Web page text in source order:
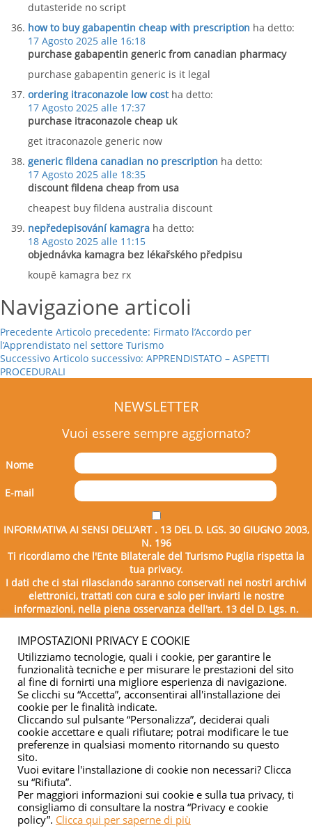
dutasteride no script
how to buy gabapentin cheap with prescription ha detto:
17 Agosto 2025 alle 16:18
purchase gabapentin generic from canadian pharmacy
purchase gabapentin generic is it legal
ordering itraconazole low cost ha detto:
17 Agosto 2025 alle 17:37
purchase itraconazole cheap uk
get itraconazole generic now
generic fildena canadian no prescription ha detto:
17 Agosto 2025 alle 18:35
discount fildena cheap from usa
cheapest buy fildena australia discount
nepředepisování kamagra ha detto:
18 Agosto 2025 alle 11:15
objednávka kamagra bez lékařského předpisu
koupě kamagra bez rx
Navigazione articoli
Precedente Articolo precedente: Firmato l’Accordo per
l’Apprendistato nel settore Turismo
Successivo Articolo successivo: APPRENDISTATO – ASPETTI
PROCEDURALI
NEWSLETTER
Vuoi essere sempre aggiornato?
Nome
E-mail
INFORMATIVA AI SENSI DELL’ART . 13 DEL D. LGS. 30 GIUGNO 2003,
N. 196
Ti ricordiamo che l'Ente Bilaterale del Turismo Puglia rispetta la
tua privacy.
I dati che ci stai rilasciando saranno conservati nei nostri archivi
elettronici, trattati con cura e solo per inviarti le nostre
informazioni, nella piena osservanza dell'art. 13 del D. Lgs. n.
196/2003.
Copyright © 2026 - Ente Bilaterale del Turismo Puglia - C.F.
IMPOSTAZIONI PRIVACY E COOKIE
Utilizziamo tecnologie, quali i cookie, per garantire le
funzionalità tecniche e per misurare le prestazioni del sito
al fine di fornirti una migliore esperienza di navigazione.
Se clicchi su “Accetta”, acconsentirai all'installazione dei
cookie per le finalità indicate.
Cliccando sul pulsante “Personalizza”, deciderai quali
cookie accettare e quali rifiutare; potrai modificare le tue
preferenze in qualsiasi momento ritornando su questo
sito.
Vuoi evitare l'installazione di cookie non necessari? Clicca
su “Rifiuta”.
Per maggiori informazioni sui cookie e sulla tua privacy, ti
consigliamo di consultare la nostra “Privacy e cookie
policy”. Clicca qui per saperne di più